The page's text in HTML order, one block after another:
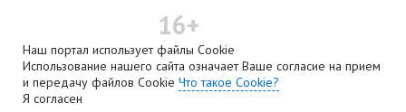
16+
Наш портал использует файлы Cookie
Использование нашего сайта означает Ваше согласие на прием
и передачу файлов Cookie Что такое Cookie?
Я согласен